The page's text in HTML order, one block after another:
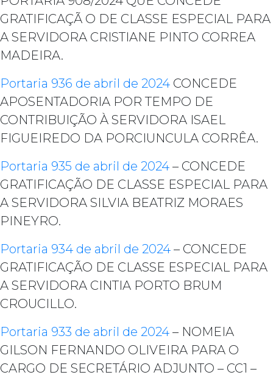
GRATIFICAÇÃ O DE CLASSE ESPECIAL PARA
A SERVIDORA CRISTIANE PINTO CORREA
MADEIRA.
Portaria 936 de abril de 2024 CONCEDE
APOSENTADORIA POR TEMPO DE
CONTRIBUIÇÃO À SERVIDORA ISAEL
FIGUEIREDO DA PORCIUNCULA CORRÊA.
Portaria 935 de abril de 2024 – CONCEDE
GRATIFICAÇÃO DE CLASSE ESPECIAL PARA
A SERVIDORA SILVIA BEATRIZ MORAES
PINEYRO.
Portaria 934 de abril de 2024 – CONCEDE
GRATIFICAÇÃO DE CLASSE ESPECIAL PARA
A SERVIDORA CINTIA PORTO BRUM
CROUCILLO.
Portaria 933 de abril de 2024 – NOMEIA
GILSON FERNANDO OLIVEIRA PARA O
CARGO DE SECRETÁRIO ADJUNTO – CC1 –